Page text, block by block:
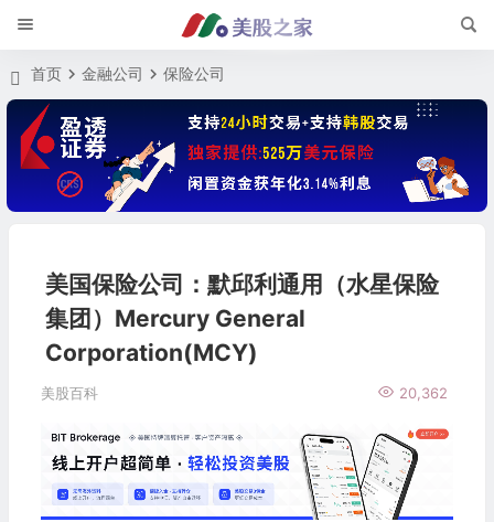
首页 金融公司 保险公司
美国保险公司：默邱利通用（水星保险
集团）Mercury General
Corporation(MCY)
美股百科 20,362